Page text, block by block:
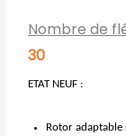
Nombre de
30
ETAT NEUF :
Rotor adaptable